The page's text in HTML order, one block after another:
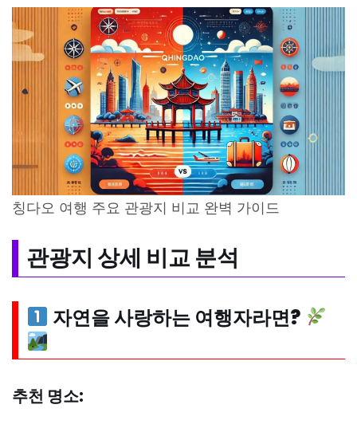
칭다오 여행 주요 관광지 비교 완벽 가이드
관광지 상세 비교 분석
자연을 사랑하는 여행자라면?
추천 명소: